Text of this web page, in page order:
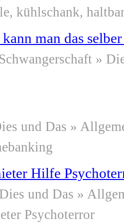
kühlschank,
man das
»
und Das »
Hilfe
und Das »
Psychoterror